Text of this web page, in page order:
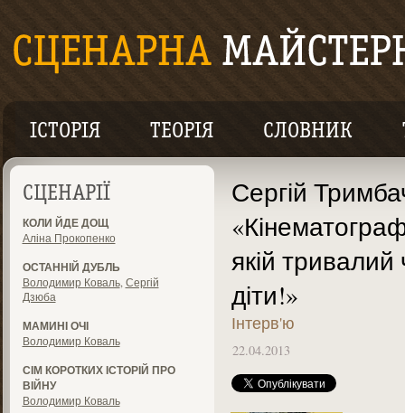
ІСТОРІЯ ТЕОРІЯ СЛОВНИК
СЦЕНАРІЇ
КОЛИ ЙДЕ ДОЩ
Аліна Прокопенко
ОСТАННІЙ ДУБЛЬ
Володимир Коваль, Сергій
Дзюба
МАМИНІ ОЧІ
Володимир Коваль
СІМ КОРОТКИХ ІСТОРІЙ ПРО
ВІЙНУ
Володимир Коваль
Сергій
якій
діти!»
Інтерв'ю
22.04.2013